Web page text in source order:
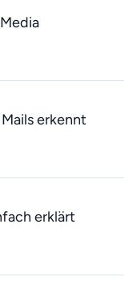
erkennt
erklärt